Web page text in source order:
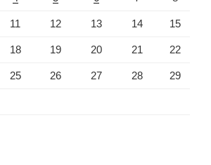
11 12 13 14 15
18 19 20 21 22
25 26 27 28 29